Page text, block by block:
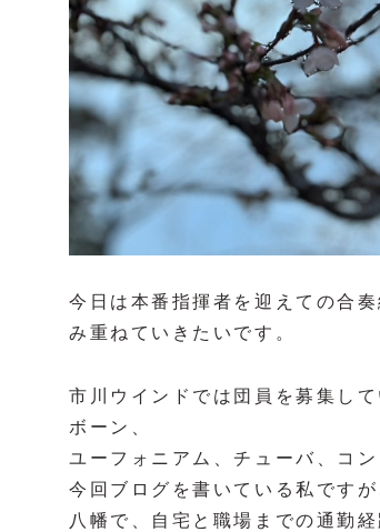
今日は本番指揮者を迎えての合
み重ねていきたいです。
市川ウインドでは団員を募集し
ボーン、
ユーフォニアム、チューバ、コ
今回ブログを書いている私です
八幡で、自宅と職場までの通勤